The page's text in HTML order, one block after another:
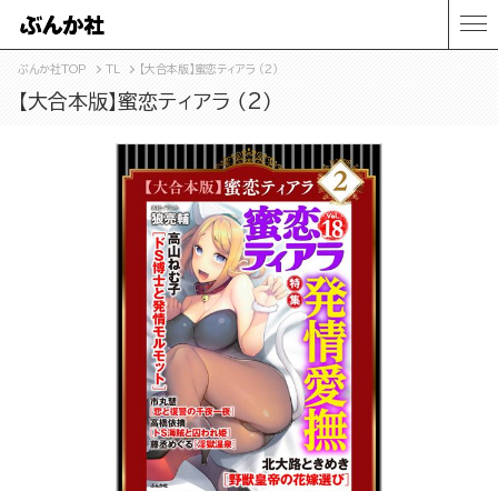
ぶんか社TOP TL 【大合本版】蜜恋ティアラ （2）
【大合本版】蜜恋ティアラ （2）